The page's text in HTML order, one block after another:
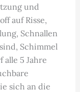
und
auf Risse,
Schnallen
Schimmel
alle 5 Jahre
sich an die